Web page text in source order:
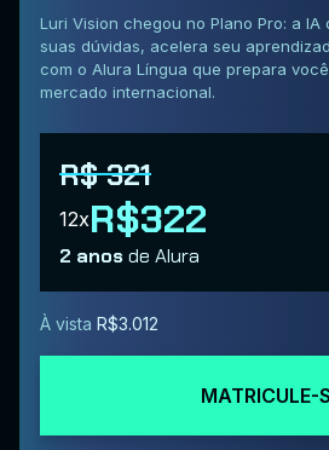
Luri Vision chegou no Plano Pro: a
suas dúvidas, acelera seu
com o Alura Língua que prepara
mercado internacional.
R$ 321
12xR$322
2 anosde Alura
À vista R$3.012
MATRICULE-